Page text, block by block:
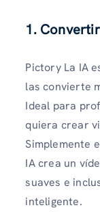
1.
Pictory La IA
las convierte
Ideal para
quiera crear
Simplemente
IA crea un
suaves e
inteligente.